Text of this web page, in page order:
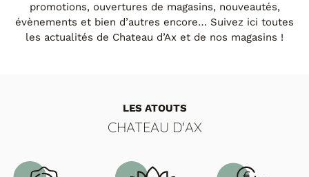
850 tissus et 250 cuirs
PAR MATIÈRE
Chaises
Coussins
PAR STYLE
promotions, ouvertures de magasins, nouveautés,
évènements et bien d’autres encore… Suivez ici toutes
les actualités de Chateau d’Ax et de nos magasins !
LES ATOUTS
CHATEAU D'AX